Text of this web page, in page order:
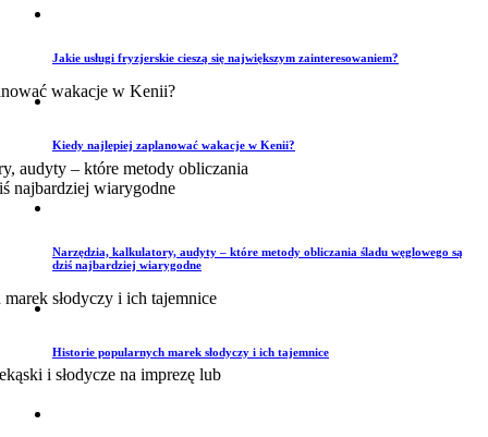
Jakie usługi fryzjerskie cieszą się największym zainteresowaniem?
Kiedy najlepiej zaplanować wakacje w Kenii?
Narzędzia, kalkulatory, audyty – które metody obliczania śladu węglowego są
dziś najbardziej wiarygodne
Historie popularnych marek słodyczy i ich tajemnice